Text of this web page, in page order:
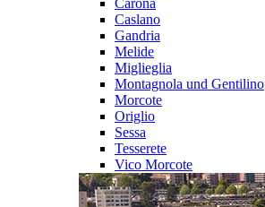
Carona
Caslano
Gandria
Melide
Miglieglia
Montagnola und Gentilino
Morcote
Origlio
Sessa
Tesserete
Vico Morcote